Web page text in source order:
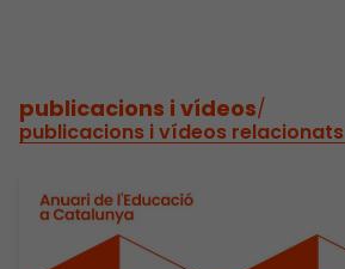
publicacions i vídeos/
publicacions i vídeos relacionats